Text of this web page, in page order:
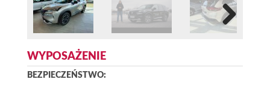
WYPOSAŻENIE
BEZPIECZEŃSTWO: